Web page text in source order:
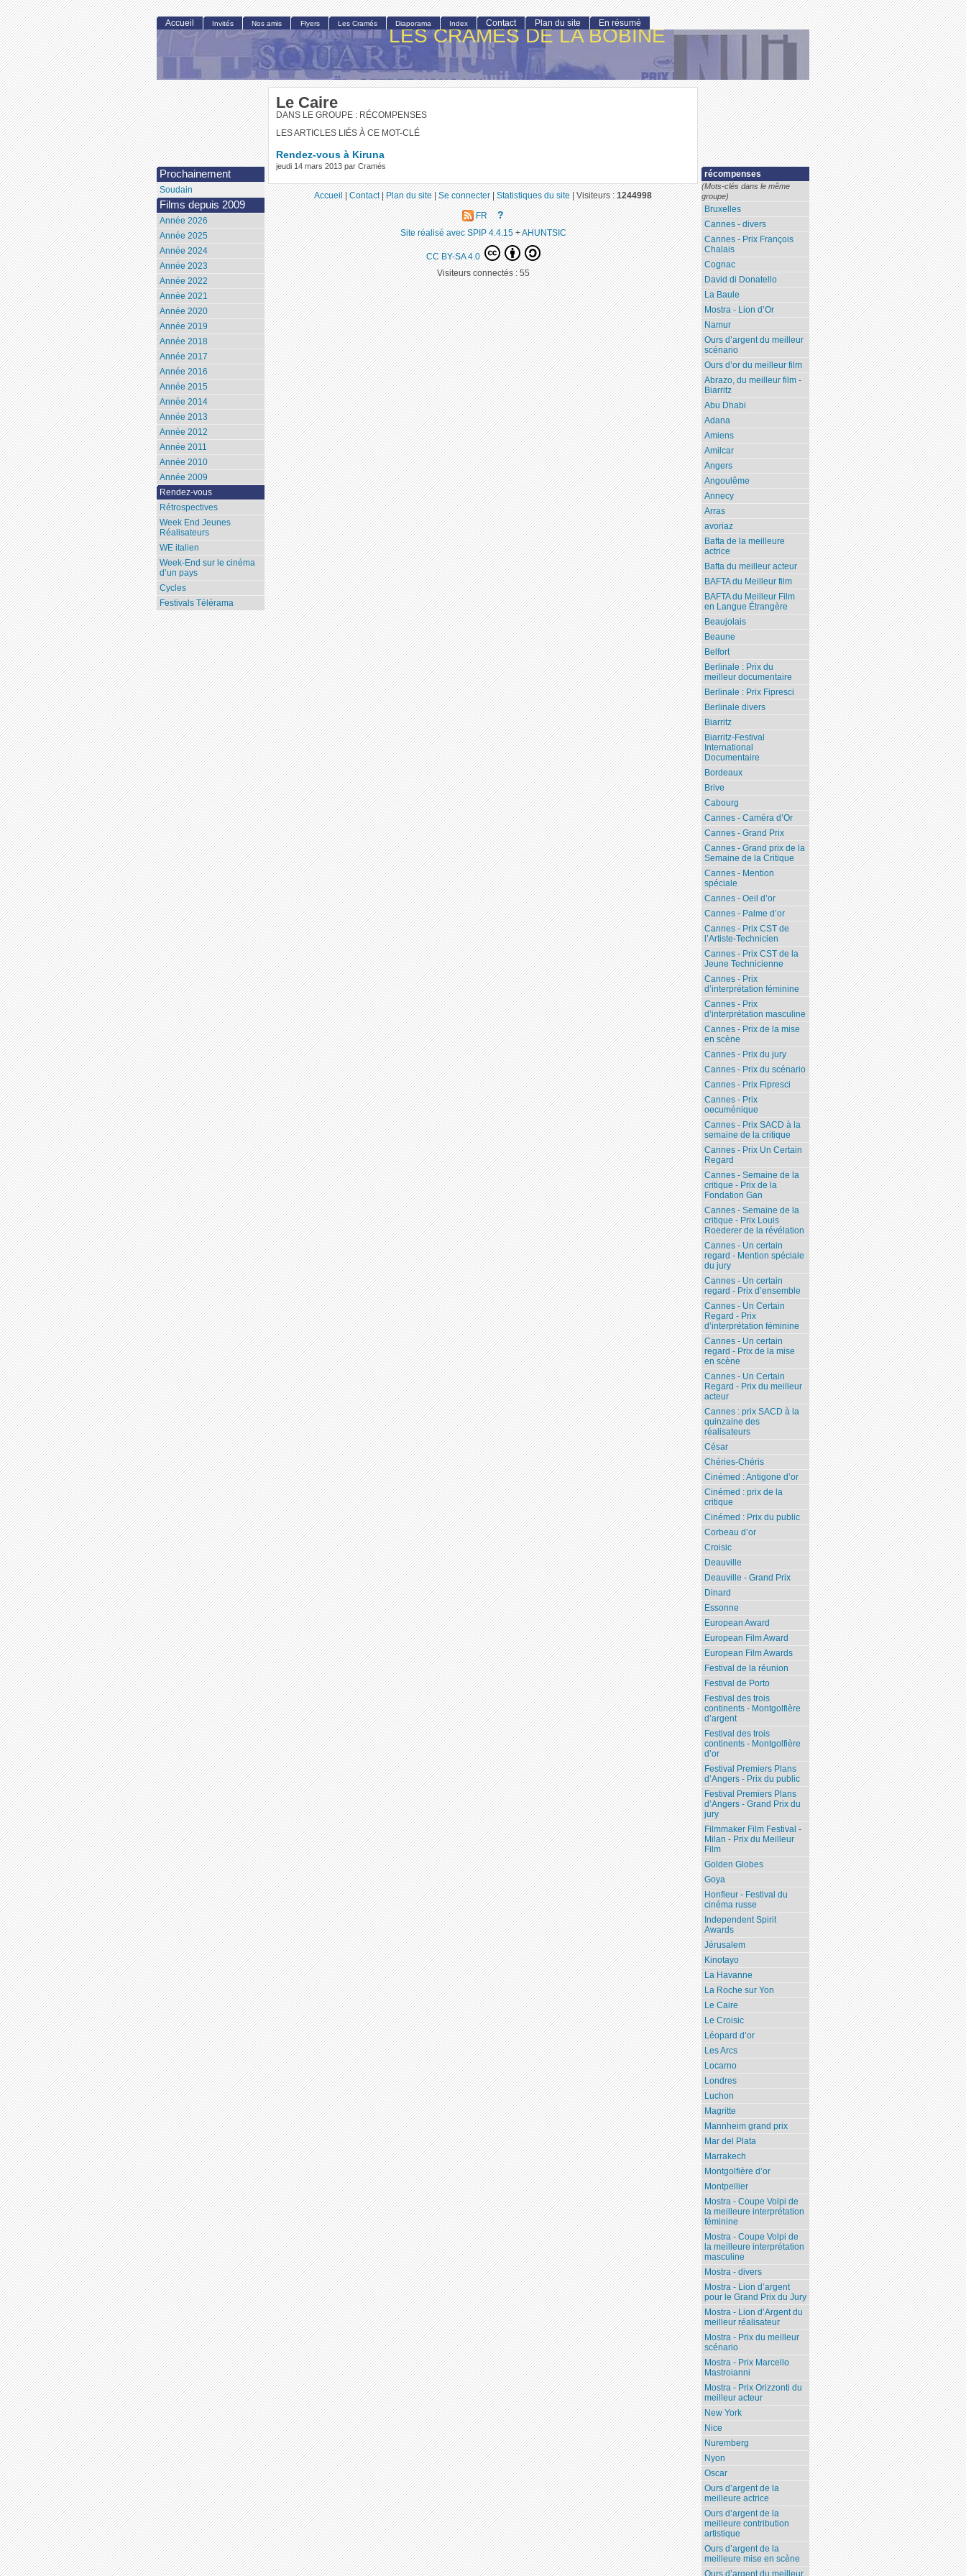
LES CRAMÉS DE LA BOBINE
Le Caire
DANS LE GROUPE : RÉCOMPENSES
LES ARTICLES LIÉS À CE MOT-CLÉ
Rendez-vous à Kiruna
jeudi 14 mars 2013 par Cramés
récompenses
(Mots-clés dans le même
groupe)
Bruxelles
Cannes - divers
Cannes - Prix François
Chalais
Cognac
David di Donatello
La Baule
Mostra - Lion d’Or
Namur
Ours d’argent du meilleur
scénario
Ours d’or du meilleur film
Abrazo, du meilleur film -
Biarritz
Abu Dhabi
Adana
Amiens
Amilcar
Angers
Angoulême
Annecy
Arras
avoriaz
Bafta de la meilleure
actrice
Bafta du meilleur acteur
BAFTA du Meilleur film
BAFTA du Meilleur Film
en Langue Étrangère
Beaujolais
Beaune
Belfort
Berlinale : Prix du
meilleur documentaire
Berlinale : Prix Fipresci
Berlinale divers
Biarritz
Biarritz-Festival
International
Documentaire
Bordeaux
Brive
Cabourg
Cannes - Caméra d’Or
Cannes - Grand Prix
Cannes - Grand prix de la
Semaine de la Critique
Cannes - Mention
spéciale
Cannes - Oeil d’or
Cannes - Palme d’or
Cannes - Prix CST de
l’Artiste-Technicien
Cannes - Prix CST de la
Jeune Technicienne
Cannes - Prix
d’interprétation féminine
Cannes - Prix
d’interprétation masculine
Cannes - Prix de la mise
en scène
Cannes - Prix du jury
Cannes - Prix du scénario
Cannes - Prix Fipresci
Cannes - Prix
oecuménique
Cannes - Prix SACD à la
semaine de la critique
Cannes - Prix Un Certain
Regard
Cannes - Semaine de la
critique - Prix de la
Fondation Gan
Cannes - Semaine de la
critique - Prix Louis
Roederer de la révélation
Cannes - Un certain
regard - Mention spéciale
du jury
Cannes - Un certain
regard - Prix d’ensemble
Cannes - Un Certain
Regard - Prix
d’interprétation féminine
Cannes - Un certain
regard - Prix de la mise
en scène
Cannes - Un Certain
Regard - Prix du meilleur
acteur
Cannes : prix SACD à la
quinzaine des
réalisateurs
César
Chéries-Chéris
Cinémed : Antigone d’or
Cinémed : prix de la
critique
Cinémed : Prix du public
Corbeau d’or
Croisic
Deauville
Deauville - Grand Prix
Dinard
Essonne
European Award
European Film Award
European Film Awards
Festival de la réunion
Festival de Porto
Festival des trois
continents - Montgolfière
d’argent
Festival des trois
continents - Montgolfière
d’or
Festival Premiers Plans
d’Angers - Prix du public
Festival Premiers Plans
d’Angers - Grand Prix du
jury
Filmmaker Film Festival -
Milan - Prix du Meilleur
Film
Golden Globes
Goya
Honfleur - Festival du
cinéma russe
Independent Spirit
Awards
Jérusalem
Kinotayo
La Havanne
La Roche sur Yon
Le Caire
Le Croisic
Léopard d’or
Les Arcs
Locarno
Londres
Luchon
Magritte
Mannheim grand prix
Mar del Plata
Marrakech
Montgolfière d’or
Montpellier
Mostra - Coupe Volpi de
la meilleure interprétation
féminine
Mostra - Coupe Volpi de
la meilleure interprétation
masculine
Mostra - divers
Mostra - Lion d’argent
pour le Grand Prix du Jury
Mostra - Lion d’Argent du
meilleur réalisateur
Mostra - Prix du meilleur
scénario
Mostra - Prix Marcello
Mastroianni
Mostra - Prix Orizzonti du
meilleur acteur
New York
Nice
Nuremberg
Nyon
Oscar
Ours d’argent de la
meilleure actrice
Ours d’argent de la
meilleure contribution
artistique
Ours d’argent de la
meilleure mise en scène
Accueil Invités Nos amis Flyers Les Cramés Diaporama Index Contact Plan du site En résumé
Prochainement
Soudain
Films depuis 2009
Année 2026
Année 2025
Année 2024
Année 2023
Année 2022
Année 2021
Année 2020
Année 2019
Année 2018
Année 2017
Année 2016
Année 2015
Année 2014
Année 2013
Année 2012
Année 2011
Année 2010
Année 2009
Rendez-vous
Rétrospectives
Week End Jeunes
Réalisateurs
WE italien
Week-End sur le cinéma
d’un pays
Cycles
Festivals Télérama
Accueil|Contact|Plan du site|Se connecter|Statistiques du site|Visiteurs :1244998
FR ?
Site réalisé avec SPIP 4.4.15+AHUNTSIC
CC BY-SA 4.0
Visiteurs connectés :55